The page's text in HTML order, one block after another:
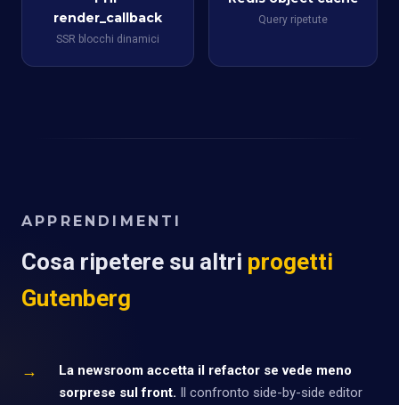
render_callback
SSR blocchi dinamici
Query ripetute
APPRENDIMENTI
Cosa ripetere su altri progetti
Gutenberg
→
La newsroom accetta il refactor se vede meno
sorprese sul front. Il confronto side-by-side editor